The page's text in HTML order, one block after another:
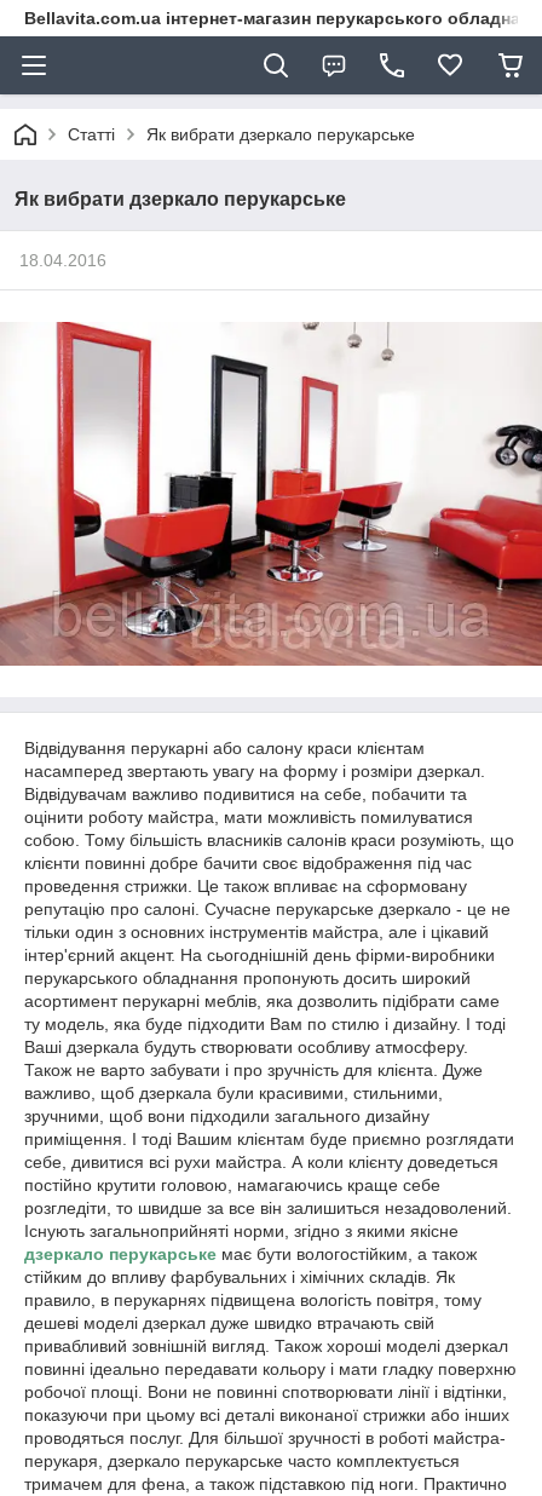
Bellavita.com.ua інтернет-магазин перукарського
Статті Як вибрати дзеркало перукарське
Як вибрати дзеркало перукарське
18.04.2016
Відвідування перукарні або салону краси клієнтам
насамперед звертають увагу на форму і розміри дзеркал.
Відвідувачам важливо подивитися на себе, побачити та
оцінити роботу майстра, мати можливість помилуватися
собою. Тому більшість власників салонів краси розуміють, що
клієнти повинні добре бачити своє відображення під час
проведення стрижки. Це також впливає на сформовану
репутацію про салоні. Сучасне перукарське дзеркало - це не
тільки один з основних інструментів майстра, але і цікавий
інтер'єрний акцент. На сьогоднішній день фірми-виробники
перукарського обладнання пропонують досить широкий
асортимент перукарні меблів, яка дозволить підібрати саме
ту модель, яка буде підходити Вам по стилю і дизайну. І тоді
Ваші дзеркала будуть створювати особливу атмосферу.
Також не варто забувати і про зручність для клієнта. Дуже
важливо, щоб дзеркала були красивими, стильними,
зручними, щоб вони підходили загального дизайну
приміщення. І тоді Вашим клієнтам буде приємно розглядати
себе, дивитися всі рухи майстра. А коли клієнту доведеться
постійно крутити головою, намагаючись краще себе
розгледіти, то швидше за все він залишиться незадоволений.
Існують загальноприйняті норми, згідно з якими якісне
дзеркало перукарське має бути вологостійким, а також
стійким до впливу фарбувальних і хімічних складів. Як
правило, в перукарнях підвищена вологість повітря, тому
дешеві моделі дзеркал дуже швидко втрачають свій
привабливий зовнішній вигляд. Також хороші моделі дзеркал
повинні ідеально передавати кольору і мати гладку поверхню
робочої площі. Вони не повинні спотворювати лінії і відтінки,
показуючи при цьому всі деталі виконаної стрижки або інших
проводяться послуг. Для більшої зручності в роботі майстра-
перукаря, дзеркало перукарське часто комплектується
тримачем для фена, а також підставкою під ноги. Практично